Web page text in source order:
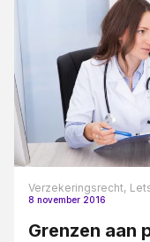
Verzekeringsrecht,
8 november 2016
Grenzen aan